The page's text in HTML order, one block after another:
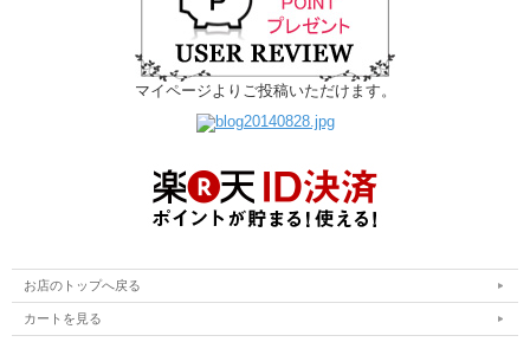
マイページよりご投稿いただけます。
お店のトップへ戻る
カートを見る